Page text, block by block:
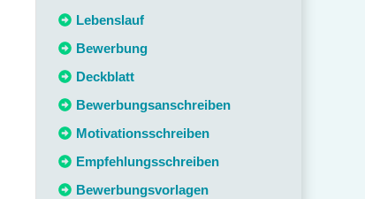
e
n
n
a
c
h
Lebenslauf
Bewerbung
Deckblatt
Bewerbungsanschreiben
Motivationsschreiben
Empfehlungsschreiben
Bewerbungsvorlagen